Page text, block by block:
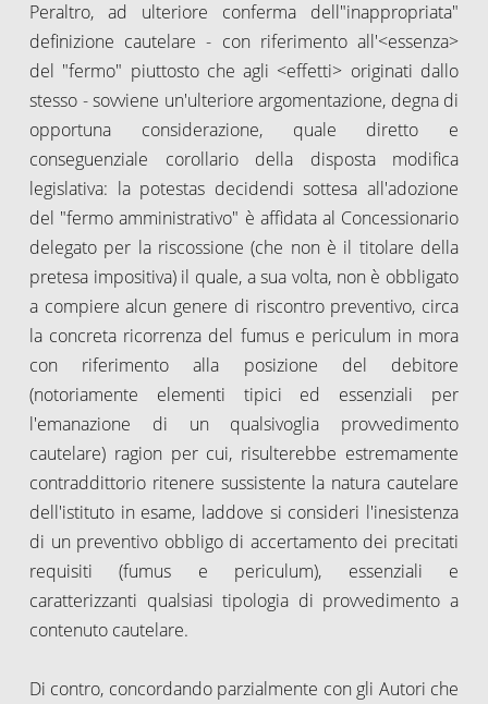
Peraltro, ad ulteriore conferma dell"inappropriata"
definizione cautelare - con riferimento all'<essenza>
del "fermo" piuttosto che agli <effetti> originati dallo
stesso - sovviene un'ulteriore argomentazione, degna di
opportuna considerazione, quale diretto e
conseguenziale corollario della disposta modifica
legislativa: la potestas decidendi sottesa all'adozione
del "fermo amministrativo" è affidata al Concessionario
delegato per la riscossione (che non è il titolare della
pretesa impositiva) il quale, a sua volta, non è obbligato
a compiere alcun genere di riscontro preventivo, circa
la concreta ricorrenza del fumus e periculum in mora
con riferimento alla posizione del debitore
(notoriamente elementi tipici ed essenziali per
l'emanazione di un qualsivoglia provvedimento
cautelare) ragion per cui, risulterebbe estremamente
contraddittorio ritenere sussistente la natura cautelare
dell'istituto in esame, laddove si consideri l'inesistenza
di un preventivo obbligo di accertamento dei precitati
requisiti (fumus e periculum), essenziali e
caratterizzanti qualsiasi tipologia di provvedimento a
contenuto cautelare.
Di contro, concordando parzialmente con gli Autori che